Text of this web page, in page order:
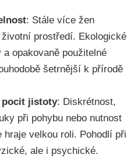
: Stále více žen
prostředí. Ekologické
opakovaně použitelné
šetrnější k přírodě
pocit jistoty: Diskrétnost,
při pohybu nebo nutnost
velkou roli. Pohodlí při
ale i psychické.